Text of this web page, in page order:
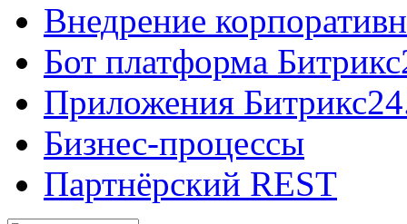
Внедрение
Бот платформа
Приложения
Бизнес-процессы
Партнёрский REST